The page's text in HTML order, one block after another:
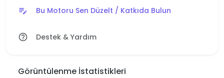
edit_note Bu Motoru Sen Düzelt / Katkıda Bulun
help_outline Destek & Yardım
Görüntülenme İstatistikleri